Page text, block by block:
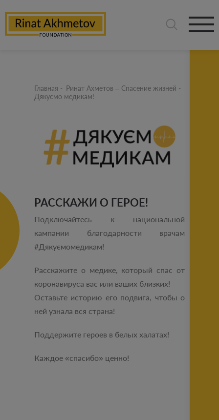
Главная - Ринат Ахметов – Спасение жизней -
Дякуємо медикам!
РАССКАЖИ О ГЕРОЕ!
Подключайтесь к национальной
кампании благодарности врачам
#Дякуємомедикам!
Расскажите о медике, который спас от
коронавируса вас или ваших близких!
Оставьте историю его подвига, чтобы о
ней узнала вся страна!
Поддержите героев в белых халатах!
Каждое «спасибо» ценно!